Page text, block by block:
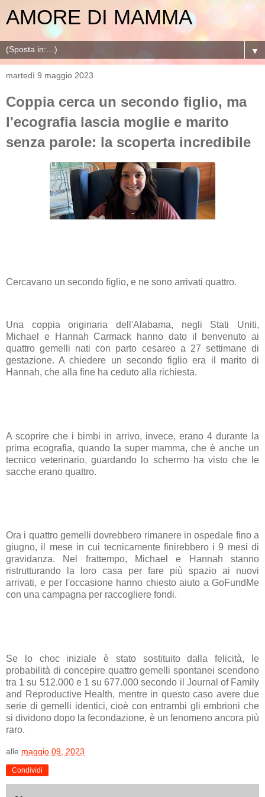
AMORE DI MAMMA
▼
martedì 9 maggio 2023
Coppia cerca un secondo figlio, ma
l'ecografia lascia moglie e marito
senza parole: la scoperta incredibile
Cercavano un secondo figlio, e ne sono arrivati quattro.
Una coppia originaria dell'Alabama, negli Stati Uniti,
Michael e Hannah Carmack hanno dato il benvenuto ai
quattrogemelli nati con parto cesareo a 27 settimane di
gestazione. A chiedere un secondo figlio era il marito di
Hannah, che alla fine ha ceduto alla richiesta.
A scoprire che i bimbi in arrivo, invece, erano 4 durante la
prima ecografia, quando la super mamma, che è anche un
tecnico veterinario, guardando lo schermo ha visto che le
sacche erano quattro.
Ora i quattro gemelli dovrebbero rimanere inospedale fino a
giugno, il mese in cui tecnicamente finirebbero i 9 mesi di
gravidanza. Nel frattempo, Michael e Hannah stanno
ristrutturando la loro casa per fare più spazio ai nuovi
arrivati, e per l'occasione hanno chiesto aiuto a GoFundMe
con una campagna per raccogliere fondi.
Se lo chociniziale è stato sostituito dalla felicità, le
probabilità di concepire quattro gemelli spontanei scendono
tra 1 su 512.000 e 1 su 677.000 secondo il Journal of Family
and Reproductive Health, mentre in questo caso avere due
serie di gemelli identici, cioè con entrambi gli embrioni che
si dividono dopo la fecondazione, è un fenomeno ancora più
raro.
alle maggio 09, 2023
Condividi